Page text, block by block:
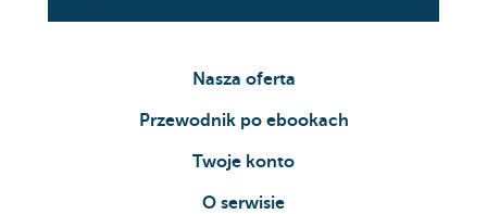
Nasza oferta
Przewodnik po ebookach
Twoje konto
O serwisie